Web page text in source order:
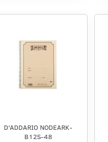
D'ADDARIO NODEARK-
B12S-48